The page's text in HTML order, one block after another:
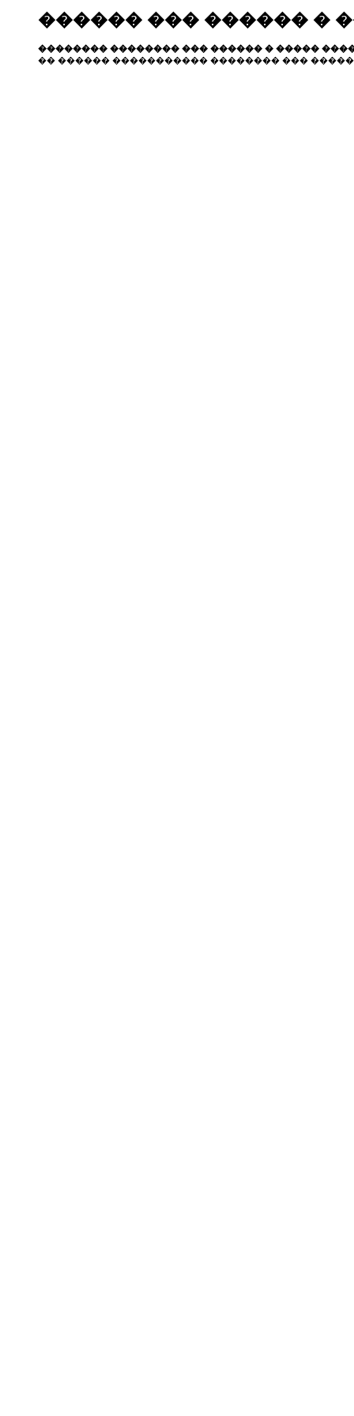
������ ��� ������ �
�������� �������� ��� ������ � �����
�� ������ ����������� �������� ���